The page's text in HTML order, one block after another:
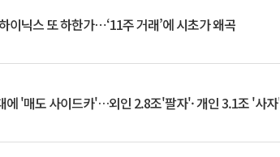
이닉스 또 하한가⋯‘11주 거래’에 시초가 왜곡
에 '매도 사이드카'…외인 2.8조'팔자'· 개인 3.1조 '사자'